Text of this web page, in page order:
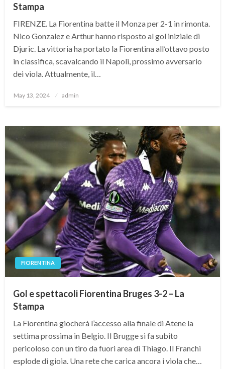
Stampa
FIRENZE. La Fiorentina batte il Monza per 2-1 in rimonta.
Nico Gonzalez e Arthur hanno risposto al gol iniziale di
Djuric. La vittoria ha portato la Fiorentina all’ottavo posto
in classifica, scavalcando il Napoli, prossimo avversario
dei viola. Attualmente, il…
Posted
May 13, 2024 admin
FIORENTINA
Gol e spettacoli Fiorentina Bruges 3-2 – La
Stampa
La Fiorentina giocherà l’accesso alla finale di Atene la
settima prossima in Belgio. Il Brugge si fa subito
pericoloso con un tiro da fuori area di Thiago. Il Franchi
esplode di gioia. Una rete che carica ancora i viola che…